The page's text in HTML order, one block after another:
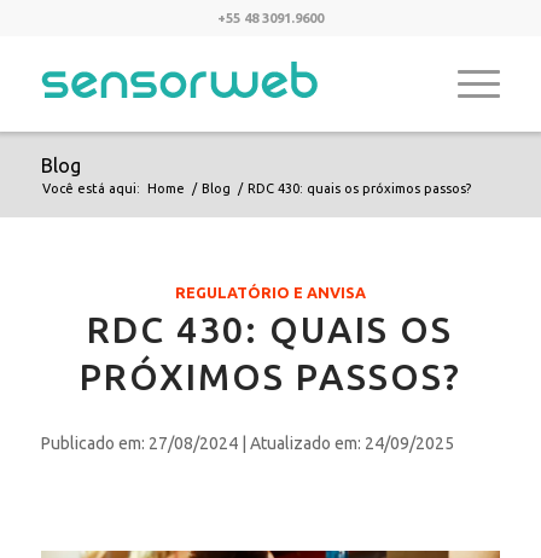
+55 48 3091.9600
Blog
Você está aqui: Home / Blog / RDC 430: quais os próximos passos?
REGULATÓRIO E ANVISA
RDC 430: QUAIS OS
PRÓXIMOS PASSOS?
Publicado em: 27/08/2024 | Atualizado em: 24/09/2025